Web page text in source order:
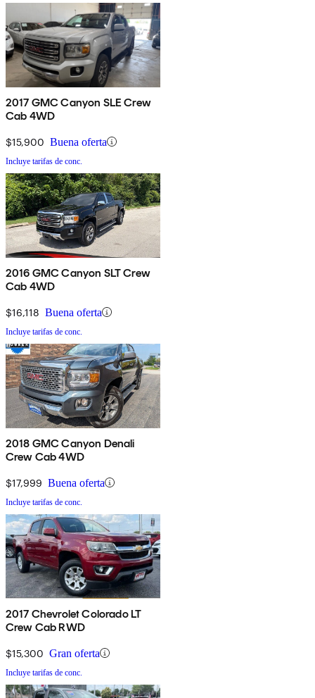
2017 GMC Canyon SLE Crew
Cab 4WD
$15,900 Buena oferta
Incluye tarifas de conc.
2016 GMC Canyon SLT Crew
Cab 4WD
$16,118 Buena oferta
Incluye tarifas de conc.
2018 GMC Canyon Denali
Crew Cab 4WD
$17,999 Buena oferta
Incluye tarifas de conc.
2017 Chevrolet Colorado LT
Crew Cab RWD
$15,300 Gran oferta
Incluye tarifas de conc.